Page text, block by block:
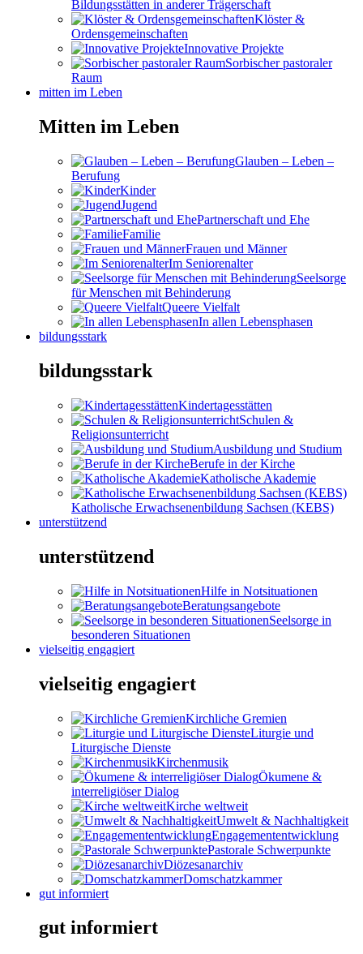
Bildungsstätten in anderer Trägerschaft
Klöster &
Ordensgemeinschaften
Innovative Projekte
Sorbischer pastoraler
Raum
mitten im Leben
Mitten im Leben
Glauben – Leben –
Berufung
Kinder
Jugend
Partnerschaft und Ehe
Familie
Frauen und Männer
Im Seniorenalter
Seelsorge
für Menschen mit Behinderung
Queere Vielfalt
In allen Lebensphasen
bildungsstark
bildungsstark
Kindertagesstätten
Schulen &
Religionsunterricht
Ausbildung und Studium
Berufe in der Kirche
Katholische Akademie
Katholische Erwachsenenbildung Sachsen (KEBS)
unterstützend
unterstützend
Hilfe in Notsituationen
Beratungsangebote
Seelsorge in
besonderen Situationen
vielseitig engagiert
vielseitig engagiert
Kirchliche Gremien
Liturgie und
Liturgische Dienste
Kirchenmusik
Ökumene &
interreligiöser Dialog
Kirche weltweit
Umwelt & Nachhaltigkeit
Engagemententwicklung
Pastorale Schwerpunkte
Diözesanarchiv
Domschatzkammer
gut informiert
gut informiert